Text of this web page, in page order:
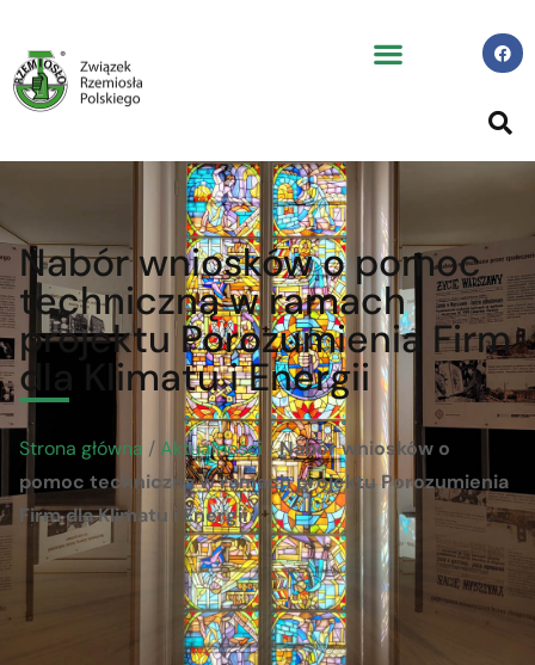
Nabór wniosków o pomoc
techniczną w ramach
projektu Porozumienia Firm
dla Klimatu i Energii
Strona główna /Aktualności /Nabór wniosków o
pomoc techniczną w ramach projektu Porozumienia
Firm dla Klimatu i Energii